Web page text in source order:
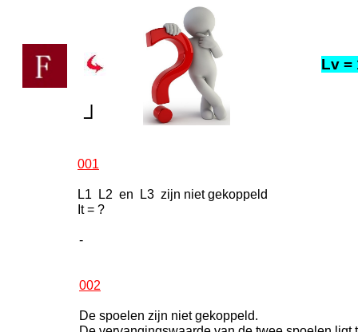
001
L1 L2 en L3 zijn niet gekoppeld
It = ?
-
002
De spoelen zijn niet gekoppeld.
Lv =
┘